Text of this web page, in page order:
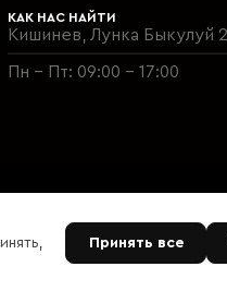
КАК НАС НАЙТИ
Кишинев, Лунка Быкулуй
Пн - Пт: 09:00 - 17:00
Принять все